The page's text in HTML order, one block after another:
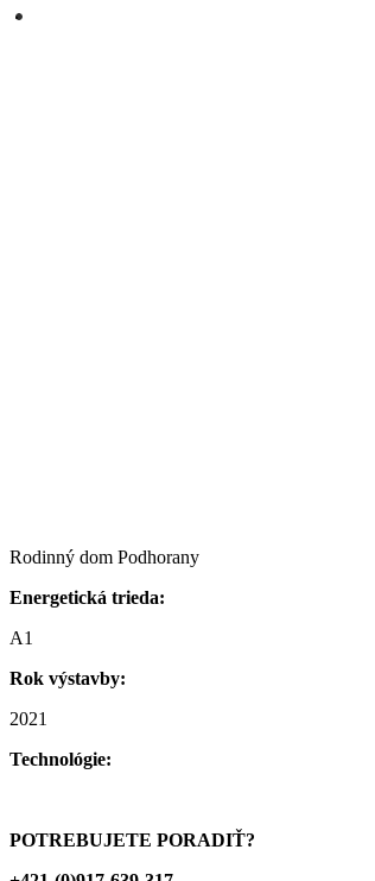
Rodinný dom Podhorany
Energetická trieda:
A1
Rok výstavby:
2021
Technológie:
POTREBUJETE PORADIŤ?